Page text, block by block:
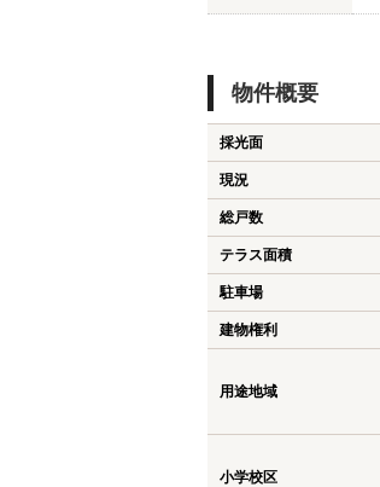
物件概要
採光面
現況
総戸数
テラス面積
駐車場
建物権利
用途地域
小学校区